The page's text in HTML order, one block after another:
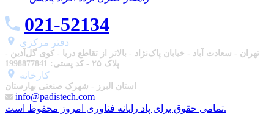
021-52134
دفتر مرکزی
تهران - سعادت آباد - خیابان پاک‌نژاد - بالاتر از تقاطع دریا - کوی گل‌آذین -
پلاک ۲۵ - کد پستی: 1998877841
استان البرز - شهرک صنعتی بهارستان
info@padistech.com
تمامی حقوق برای پاد رایانه فناوری امروز محفوظ است.